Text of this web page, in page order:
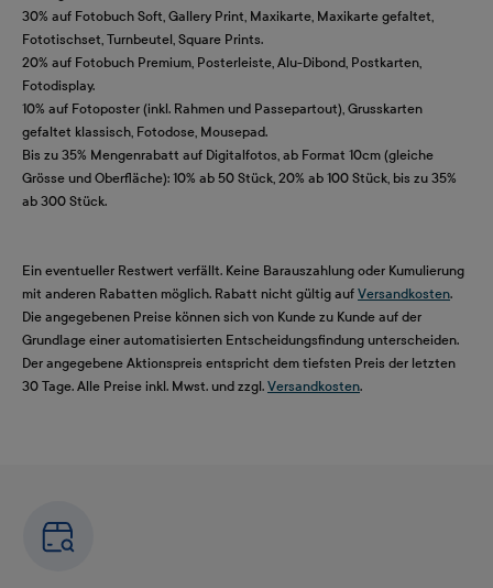
30% auf Fotobuch Soft, Gallery Print, Maxikarte, Maxikarte gefaltet,
Fototischset, Turnbeutel, Square Prints.
20% auf Fotobuch Premium, Posterleiste, Alu-Dibond, Postkarten,
Fotodisplay.
10% auf Fotoposter (inkl. Rahmen und Passepartout), Grusskarten
gefaltet klassisch, Fotodose, Mousepad.
Bis zu 35% Mengenrabatt auf Digitalfotos, ab Format 10cm (gleiche
Grösse und Oberfläche): 10% ab 50 Stück, 20% ab 100 Stück, bis zu 35%
ab 300 Stück.
Ein eventueller Restwert verfällt. Keine Barauszahlung oder Kumulierung
mit anderen Rabatten möglich. Rabatt nicht gültig auf Versandkosten.
Die angegebenen Preise können sich von Kunde zu Kunde auf der
Grundlage einer automatisierten Entscheidungsfindung unterscheiden.
Der angegebene Aktionspreis entspricht dem tiefsten Preis der letzten
30 Tage. Alle Preise inkl. Mwst. und zzgl. Versandkosten.